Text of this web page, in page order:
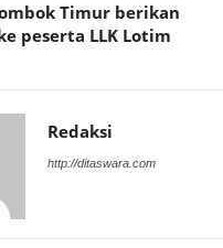
Timur berikan
peserta LLK Lotim
Redaksi
http://ditaswara.com